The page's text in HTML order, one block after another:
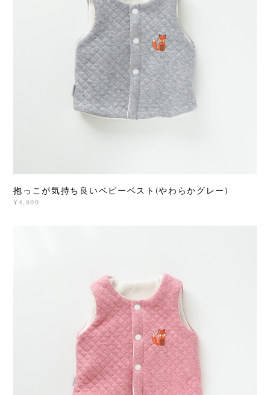
抱っこが気持ち良いベビーベスト(やわらかグレー)
¥4,800